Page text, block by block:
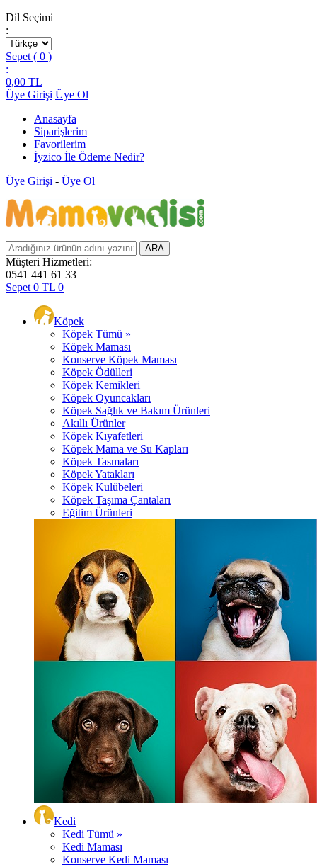
Dil Seçimi
:
Sepet ( 0 )
:
0,00 TL
Üye Girişi Üye Ol
Anasayfa
Siparişlerim
Favorilerim
İyzico İle Ödeme Nedir?
Üye Girişi - Üye Ol
Müşteri Hizmetleri:
0541 441 61 33
Sepet 0 TL 0
Köpek
Köpek Tümü »
Köpek Maması
Konserve Köpek Maması
Köpek Ödülleri
Köpek Kemikleri
Köpek Oyuncakları
Köpek Sağlık ve Bakım Ürünleri
Akıllı Ürünler
Köpek Kıyafetleri
Köpek Mama ve Su Kapları
Köpek Tasmaları
Köpek Yatakları
Köpek Kulübeleri
Köpek Taşıma Çantaları
Eğitim Ürünleri
Kedi
Kedi Tümü »
Kedi Maması
Konserve Kedi Maması